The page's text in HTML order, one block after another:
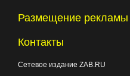
Размещение рекламы
Контакты
Сетевое издание ZAB.RU